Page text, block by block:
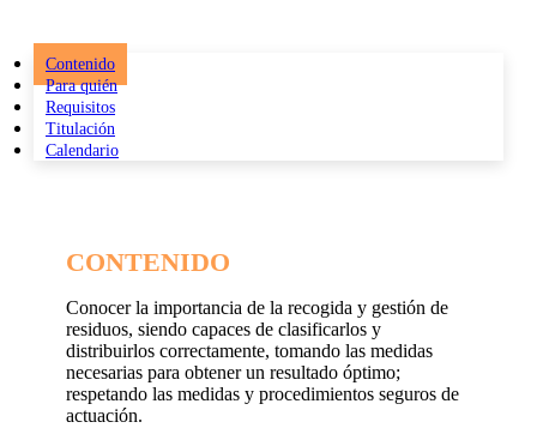
Contenido
Para quién
Requisitos
Titulación
Calendario
CONTENIDO
Conocer la importancia de la recogida y gestión de
residuos, siendo capaces de clasificarlos y
distribuirlos correctamente, tomando las medidas
necesarias para obtener un resultado óptimo;
respetando las medidas y procedimientos seguros de
actuación.